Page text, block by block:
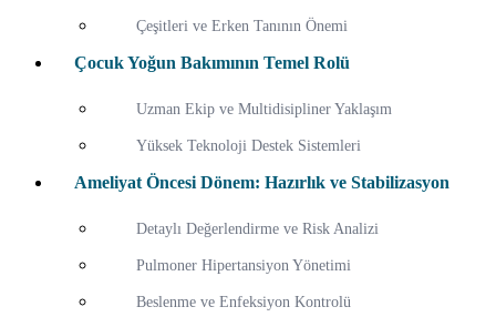
Çeşitleri ve Erken Tanının Önemi
Çocuk Yoğun Bakımının Temel Rolü
Uzman Ekip ve Multidisipliner Yaklaşım
Yüksek Teknoloji Destek Sistemleri
Ameliyat Öncesi Dönem: Hazırlık ve Stabilizasyon
Detaylı Değerlendirme ve Risk Analizi
Pulmoner Hipertansiyon Yönetimi
Beslenme ve Enfeksiyon Kontrolü